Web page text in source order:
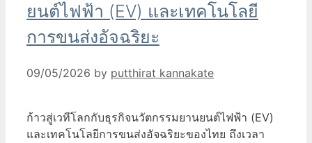
ยนต์ไฟฟ้า (EV) และเทคโนโลยี
การขนส่งอัจฉริยะ
09/05/2026 by putthirat kannakate
ก้าวสู่เวทีโลกกับธุรกิจนวัตกรรมยานยนต์ไฟฟ้า (EV)
และเทคโนโลยีการขนส่งอัจฉริยะของไทย ถึงเวลา